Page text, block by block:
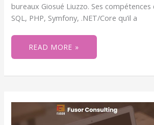
bureaux Giosué Liuzzo. Ses compétences
SQL, PHP, Symfony, .NET/Core qu’il a
READ MORE »